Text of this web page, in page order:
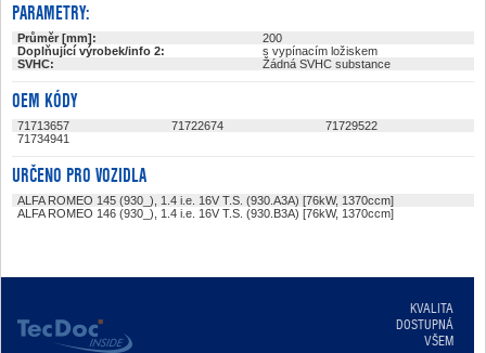
PARAMETRY:
Průměr [mm]:
200
Doplňující výrobek/info 2:
s vypínacím ložiskem
SVHC:
Žádná SVHC substance
OEM KÓDY
71713657 71722674
71729522
71734941
URČENO PRO VOZIDLA
ALFA ROMEO 145 (930_), 1.4 i.e. 16V T.S. (930.A3A) [76kW, 1370ccm]
ALFA ROMEO 146 (930_), 1.4 i.e. 16V T.S. (930.B3A) [76kW, 1370ccm]
KVALITA
DOSTUPNÁ
VŠEM